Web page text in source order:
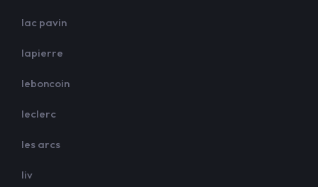
lac pavin
lapierre
leboncoin
leclerc
les arcs
liv